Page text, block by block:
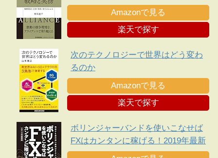
Amazonで見る
楽天で探す
次のテクノロジーで世界はどう変わ
るのか
Amazonで見る
楽天で探す
ボリンジャーバンドを使いこなせば
FXはカンタンに稼げる！2019年最新
版